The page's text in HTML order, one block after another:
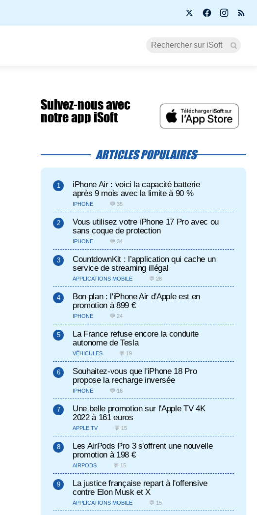
Suivez-nous avec
notre app iSoft
ARTICLES POPULAIRES
iPhone Air : voici la capacité batterie
après 9 mois avec la limite à 90 %
IPHONE 💬 35
Vous utilisez votre iPhone 17 Pro avec ou
sans coque de protection
IPHONE 💬 34
CountdownKit : l’application qui cache un
service de streaming illégal
APPLICATIONS MOBILE 💬 28
Bon plan : l'iPhone Air d'Apple est en
promotion à 899 €
IPHONE 💬 24
La France refuse encore la conduite
autonome de Tesla
VÉHICULES 💬 19
Souhaitez-vous que l'iPhone 18 Pro
propose la recharge inversée
IPHONE 💬 16
Une belle promotion sur l'Apple TV 4K
2022 à 161 euros
APPLE TV 💬 15
Les AirPods Pro 3 s'offrent une nouvelle
promotion à 198 €
AIRPODS 💬 15
La justice française repart à l'offensive
contre Elon Musk et X
APPLICATIONS MOBILE 💬 15